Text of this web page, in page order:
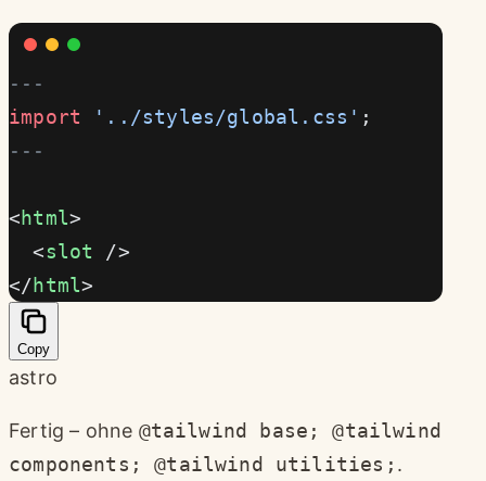
---
import '../styles/global.css' ;
---
<html>
  <
slot
/>
</html>
Copy
astro
Fertig – ohne @tailwind base; @tailwind
components; @tailwind utilities; .